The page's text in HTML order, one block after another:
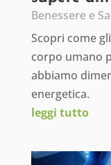
Benessere e
Scopri come
corpo umano
abbiamo
energetica.
leggi tutto